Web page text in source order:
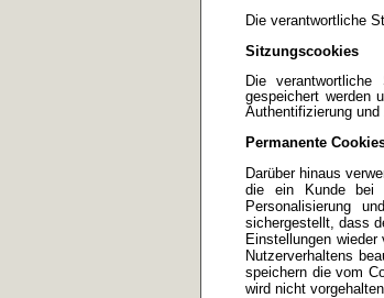
Die verantwortliche
Sitzungscookies
Die
gespeichert werden
Authentifizierung
Permanente
Darüber hinaus
die ein Kunde bei
Personalisierung
sichergestellt, dass
Einstellungen
Nutzerverhaltens
speichern die vom
wird nicht